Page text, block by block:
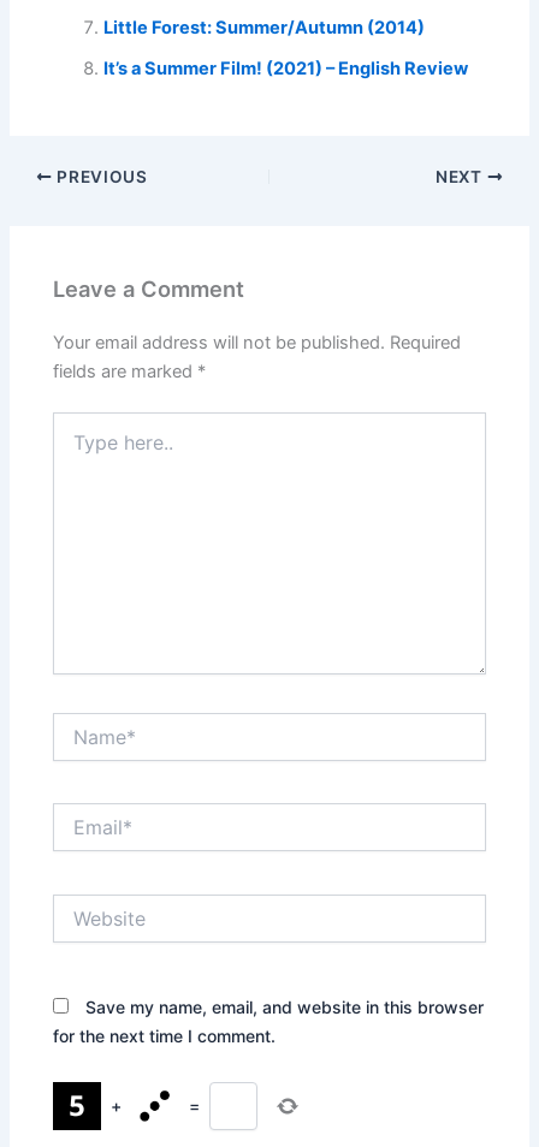
Little Forest: Summer/Autumn (2014)
It’s a Summer Film! (2021) – English Review
PREVIOUS NEXT
Leave a Comment
Your email address will not be published. Required
fields are marked *
here..
Save my name, email, and website in this browser
for the next time I comment.
+ =